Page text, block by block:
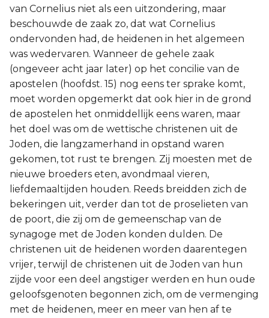
van Cornelius niet als een uitzondering, maar
beschouwde de zaak zo, dat wat Cornelius
ondervonden had, de heidenen in het algemeen
was wedervaren. Wanneer de gehele zaak
(ongeveer acht jaar later) op het concilie van de
apostelen (hoofdst. 15) nog eens ter sprake komt,
moet worden opgemerkt dat ook hier in de grond
de apostelen het onmiddellijk eens waren, maar
het doel was om de wettische christenen uit de
Joden, die langzamerhand in opstand waren
gekomen, tot rust te brengen. Zij moesten met de
nieuwe broeders eten, avondmaal vieren,
liefdemaaltijden houden. Reeds breidden zich de
bekeringen uit, verder dan tot de proselieten van
de poort, die zij om de gemeenschap van de
synagoge met de Joden konden dulden. De
christenen uit de heidenen worden daarentegen
vrijer, terwijl de christenen uit de Joden van hun
zijde voor een deel angstiger werden en hun oude
geloofsgenoten begonnen zich, om de vermenging
met de heidenen, meer en meer van hen af te